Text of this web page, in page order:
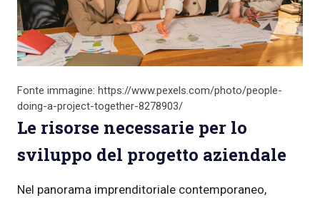
Fonte immagine: https://www.pexels.com/photo/people-
doing-a-project-together-8278903/
Le risorse necessarie per lo
sviluppo del progetto aziendale
Nel panorama imprenditoriale contemporaneo,